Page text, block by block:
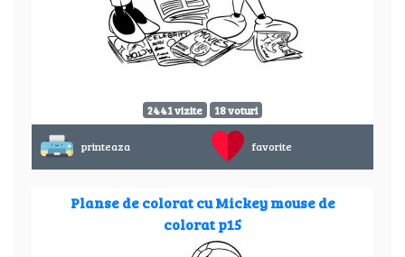
2441 vizite 18 voturi
printeaza favorite
Planse de colorat cu Mickey mouse de
colorat p15